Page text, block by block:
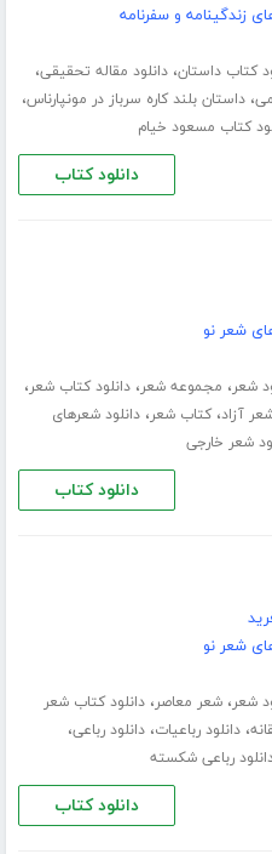
زندگینامه و سفرنامه
کتاب داستان،دانلود مقاله تحقیقی،
،داستان بلند کاره سرباز در مونپارناس،
کتاب مسعود خیام
دانلود کتاب
شعر نو
شعر، مجموعه شعر،دانلود کتاب شعر،
آزاد،کتاب شعر،دانلود شعرهای
شعر خارجی
دانلود کتاب
شعر نو
شعر،شعر معاصر،دانلود کتاب شعر
،دانلود رباعیات،دانلود رباعی،
رباعی شکسته
دانلود کتاب